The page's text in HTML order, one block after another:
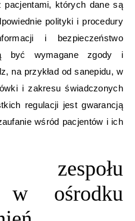
których dane są
polityki i procedury
i bezpieczeństwo
być wymagane zgody i
na przykład od sanepidu, w
i zakresu świadczonych
regulacji jest gwarancją
wśród pacjentów i ich
zespołu
w ośrodku